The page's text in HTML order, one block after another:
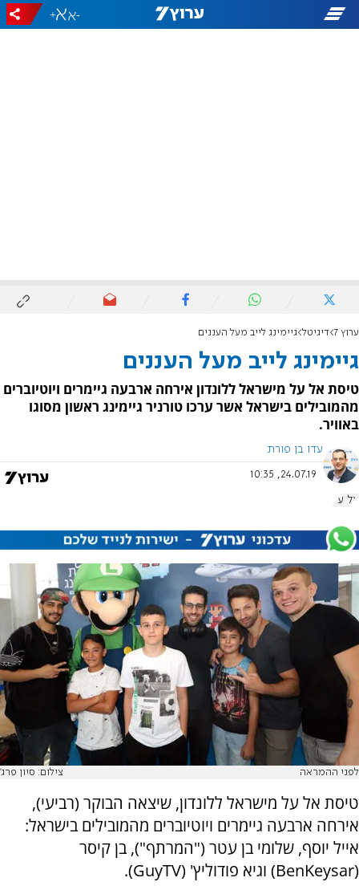
-
+
ערוץ 7 דיגיטל גיימינג לייב מעל העננים
גיימינג לייב מעל העננים
טיסת אל על מישראל ללונדון אירחה ארבעה גיימרים ויוטיוברים
מהמובילים בישראל אשר ערכו טורניר גיימינג ראשון מסוגו
באוויר.
עדו בן פורת
24.07.19, 10:35
אל על
לפני ההמראה צילום: סיון פרג'
טיסת אל על מישראל ללונדון, שיצאה הבוקר (רביעי),
אירחה ארבעה גיימרים ויוטיוברים מהמובילים בישראל:
אייל יוסף, שלומי בן עטר ("המרתף"), בן קיסר
(BenKeysar) וגיא פודוליץ' (GuyTV).